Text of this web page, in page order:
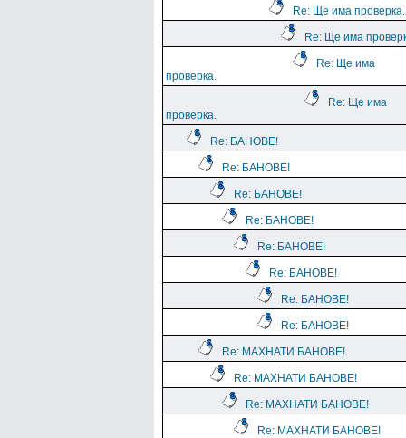
Re: Ще има проверка.
Re: Ще има
Re: Ще има
проверка.
Re: Ще има
проверка.
Re: БАНОВЕ!
Re: БАНОВЕ!
Re: БАНОВЕ!
Re: БАНОВЕ!
Re: БАНОВЕ!
Re: БАНОВЕ!
Re: БАНОВЕ!
Re: БАНОВЕ!
Re: МАХНАТИ БАНОВЕ!
Re: МАХНАТИ БАНОВЕ!
Re: МАХНАТИ БАНОВЕ!
Re: МАХНАТИ БАНОВЕ!